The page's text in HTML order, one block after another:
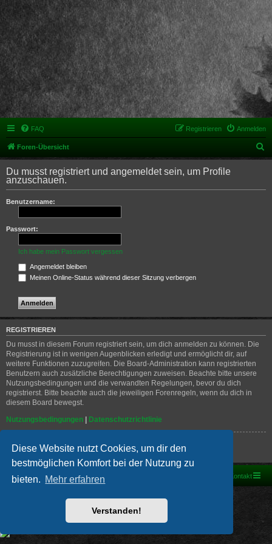
Diese Website nutzt Cookies, um dir den
bestmöglichen Komfort bei der Nutzung zu
bieten. Mehr erfahren
Verstanden!
FAQ Anmelden
Registrieren
Foren-Übersicht
u
h
Du musst registriert und angemeldet sein, um Profile
anzuschauen.
Benutzername:
Passwort:
Ich habe mein Passwort vergessen
Angemeldet bleiben
Meinen Online-Status während dieser Sitzung verbergen
REGISTRIEREN
Du musst in diesem Forum registriert sein, um dich anmelden zu können. Die
Registrierung ist in wenigen Augenblicken erledigt und ermöglicht dir, auf
weitere Funktionen zuzugreifen. Die Board-Administration kann registrierten
Benutzern auch zusätzliche Berechtigungen zuweisen. Beachte bitte unsere
Nutzungsbedingungen und die verwandten Regelungen, bevor du dich
registrierst. Bitte beachte auch die jeweiligen Forenregeln, wenn du dich in
diesem Board bewegst.
Nutzungsbedingungen | Datenschutzrichtlinie
Registrieren
Foren-Übersicht Kontakt